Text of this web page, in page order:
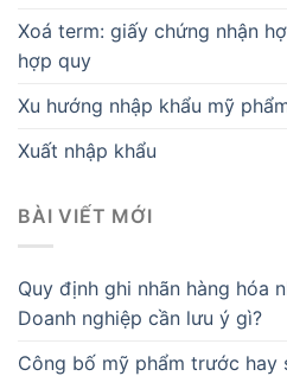
Xoá term: giấy chứng nhận
hợp quy
Xu hướng nhập khẩu mỹ
Xuất nhập khẩu
BÀI VIẾT MỚI
Quy định ghi nhãn hàng hóa
Doanh nghiệp cần lưu ý gì?
Công bố mỹ phẩm trước hay